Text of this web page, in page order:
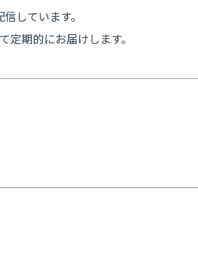
しています。
期的にお届けします。